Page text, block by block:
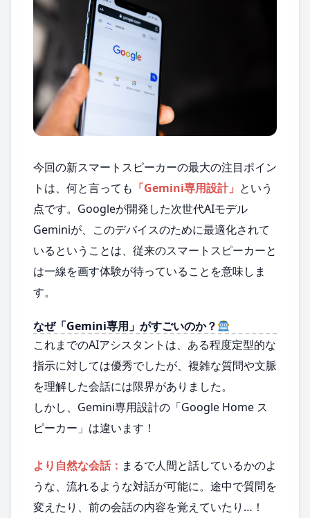
今回の新スマートスピーカーの最大の注目ポイン
トは、何と言っても 「Gemini専用設計」 という
点です。Googleが開発した次世代AIモデル
Geminiが、このデバイスのために最適化されて
いるということは、従来のスマートスピーカーと
は一線を画す体験が待っていることを意味しま
す。
なぜ「Gemini専用」がすごいのか？
これまでのAIアシスタントは、ある程度定型的な
指示に対しては優秀でしたが、複雑な質問や文脈
を理解した会話には限界がありました。
しかし、Gemini専用設計の「Google Home ス
ピーカー」は違います！
より自然な会話： まるで人間と話しているかのよ
うな、流れるような対話が可能に。途中で質問を
変えたり、前の会話の内容を覚えていたり…！